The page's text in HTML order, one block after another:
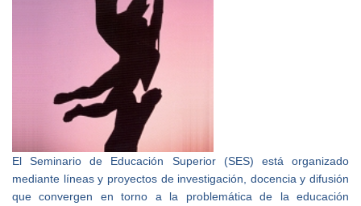
El Seminario de Educación Superior (SES) está organizado
mediante líneas y proyectos de investigación, docencia y difusión
que convergen en torno a la problemática de la educación